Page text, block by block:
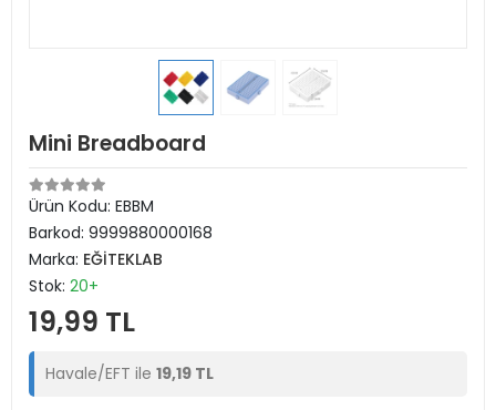
Mini Breadboard
Ürün Kodu: EBBM
Barkod: 9999880000168
Marka: EĞİTEKLAB
Stok: 20+
19,99 TL
Havale/EFT ile 19,19 TL